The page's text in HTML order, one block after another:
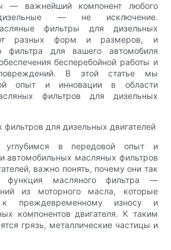
— важнейший компонент любого
— не исключение.
фильтры для дизельных
разных форм и размеров, и
фильтра для вашего автомобиля
бесперебойной работы и
В этой статье мы
опыт и инновации в области
фильтров для дизельных
для дизельных двигателей
в передовой опыт и
автомобильных масляных фильтров
важно понять, почему они так
функция масляного фильтра —
из моторного масла, которые
преждевременному износу и
компонентов двигателя. К таким
грязь, металлические частицы и